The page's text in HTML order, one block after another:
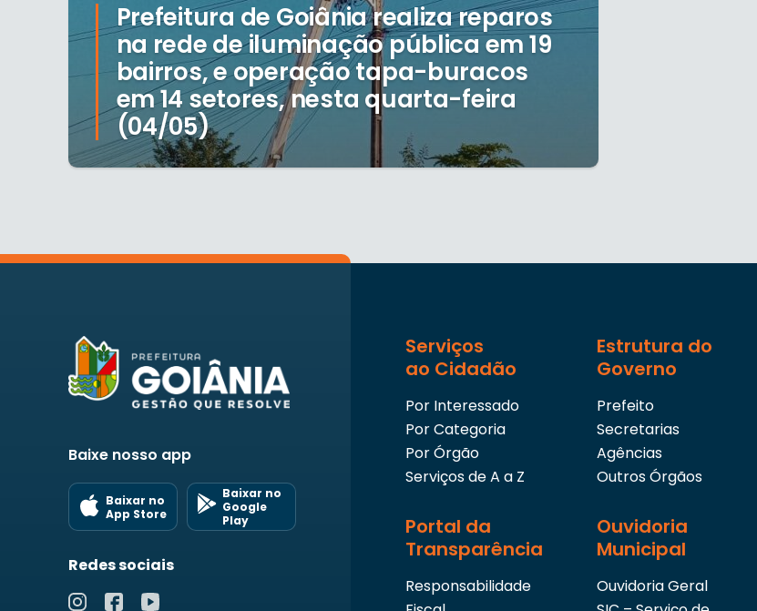
Prefeitura de Goiânia realiza reparos
na rede de iluminação pública em 19
bairros, e operação tapa-buracos
em 14 setores, nesta quarta-feira
(04/05)
Baixe nosso app
Baixar no
App Store
Baixar no
Google
Play
Redes sociais
Serviços
ao Cidadão
Por Interessado
Por Categoria
Por Órgão
Serviços de A a Z
Estrutura do
Governo
Prefeito
Secretarias
Agências
Outros Órgãos
Portal da
Transparência
Responsabilidade
Ouvidoria
Municipal
Ouvidoria Geral